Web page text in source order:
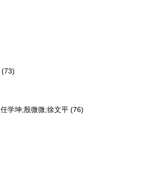
(73)
任学坤;殷微微;徐文平 (76)